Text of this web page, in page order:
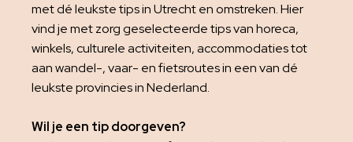
met dé leukste tips in Utrecht en omstreken. Hier
vind je met zorg geselecteerde tips van horeca,
winkels, culturele activiteiten, accommodaties tot
aan wandel-, vaar- en fietsroutes in een van dé
leukste provincies in Nederland.
Wil je een tip doorgeven?